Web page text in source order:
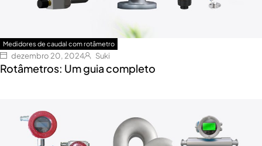
Medidores de caudal com rotâmetro
dezembro 20, 2024 Suki
Rotâmetros: Um guia completo